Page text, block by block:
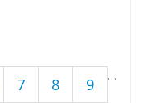
7 8 9 …